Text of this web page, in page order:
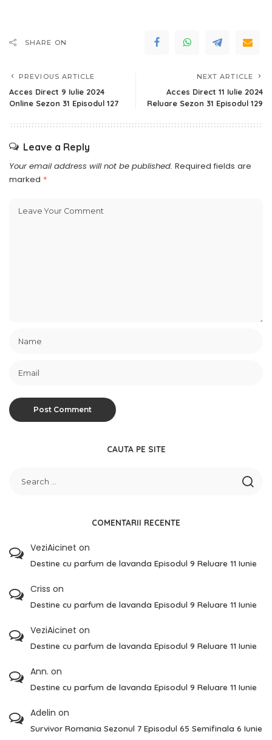
SHARE ON
PREVIOUS ARTICLE
Acces Direct 9 Iulie 2024
Online Sezon 31 Episodul 127
NEXT ARTICLE
Acces Direct 11 Iulie 2024
Reluare Sezon 31 Episodul 129
Leave a Reply
Your email address will not be published. Required fields are
marked *
CAUTA PE SITE
COMENTARII RECENTE
VeziAicinet on
Destine cu parfum de lavanda Episodul 9 Reluare 11 Iunie
Criss on
Destine cu parfum de lavanda Episodul 9 Reluare 11 Iunie
VeziAicinet on
Destine cu parfum de lavanda Episodul 9 Reluare 11 Iunie
Ann. on
Destine cu parfum de lavanda Episodul 9 Reluare 11 Iunie
Adelin on
Survivor Romania Sezonul 7 Episodul 65 Semifinala 6 Iunie